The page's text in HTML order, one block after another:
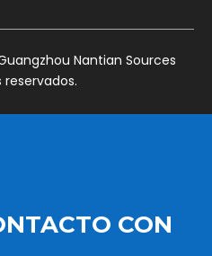
Nantian Sources
reservados.
CON